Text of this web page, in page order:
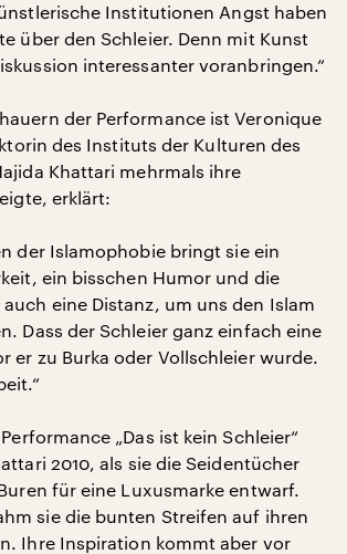
Institutionen Angst haben
über den Schleier. Denn mit Kunst
interessanter voranbringen.“
der Performance ist Veronique
des Instituts der Kulturen des
Khattari mehrmals ihre
erklärt:
der Islamophobie bringt sie ein
ein bisschen Humor und die
eine Distanz, um uns den Islam
Dass der Schleier ganz einfach eine
er zu Burka oder Vollschleier wurde.
„Das ist kein Schleier“
2010, als sie die Seidentücher
für eine Luxusmarke entwarf.
sie die bunten Streifen auf ihren
Ihre Inspiration kommt aber vor